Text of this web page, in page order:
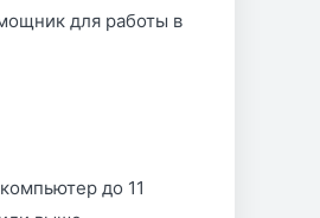
для работы в
до 11